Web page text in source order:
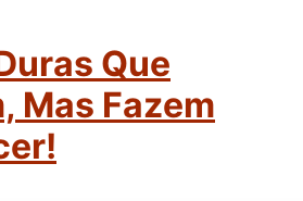
Que
Mas Fazem